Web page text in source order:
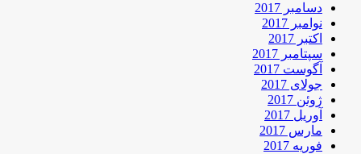
دسامبر 2017
نوامبر 2017
اکتبر 2017
سپتامبر 2017
آگوست 2017
جولای 2017
ژوئن 2017
آوریل 2017
مارس 2017
فوریه 2017